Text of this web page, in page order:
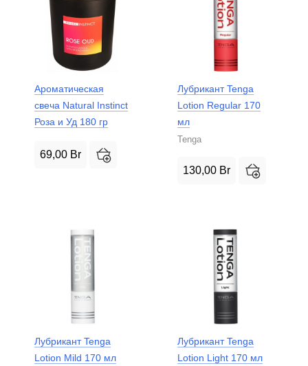
Ароматическая
свеча Natural Instinct
Роза и Уд 180 гр
69,00 Br
Лубрикант Tenga
Lotion Regular 170
мл
Tenga
130,00 Br
Лубрикант Tenga
Lotion Mild 170 мл
Лубрикант Tenga
Lotion Light 170 мл